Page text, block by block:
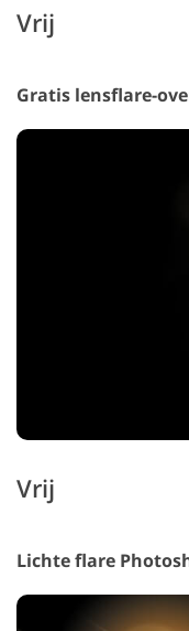
Vrij
Vrij